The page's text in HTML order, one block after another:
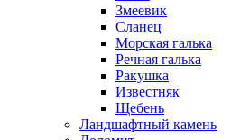
Змеевик
Сланец
Морская галька
Речная галька
Ракушка
Известняк
Щебень
Ландшафтный камень